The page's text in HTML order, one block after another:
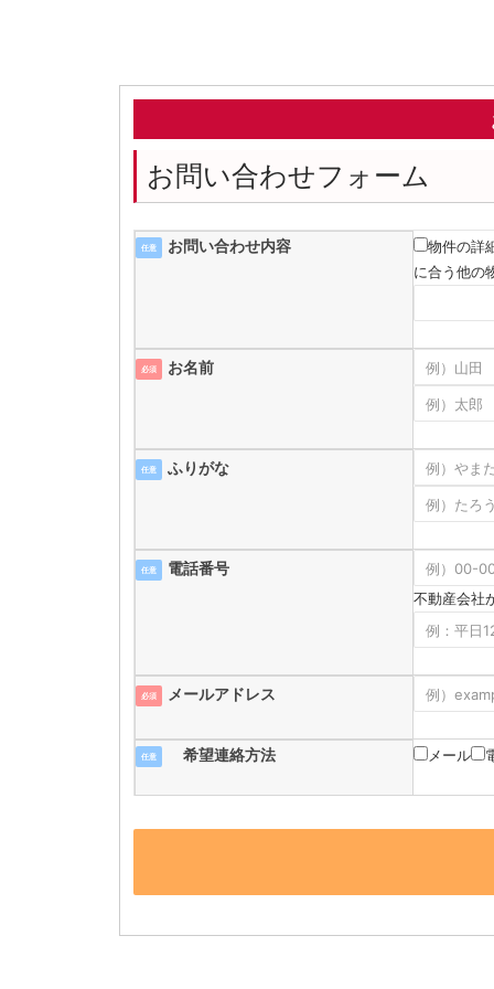
お問い合わせフォーム
任意 お問い合わせ内容
物件の詳
に合う他の
必須 お名前
任意 ふりがな
任意 電話番号
不動産会社
必須 メールアドレス
任意 希望連絡方法 メール